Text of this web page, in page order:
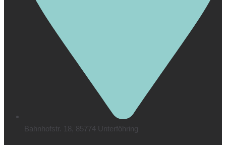
Bahnhofstr. 18, 85774 Unterföhring